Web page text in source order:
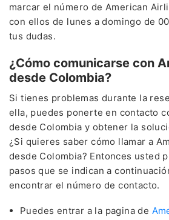
marcar el número de American
con ellos de lunes a domingo de
tus dudas.
¿Cómo comunicarse con
desde Colombia?
Si tienes problemas durante la
ella, puedes ponerte en contacto
desde Colombia y obtener la
¿Si quieres saber cómo llamar a
desde Colombia? Entonces usted
pasos que se indican a
encontrar el número de contacto.
Puedes entrar a la pagina de